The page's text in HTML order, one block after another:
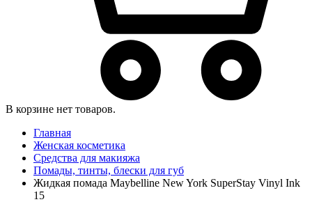
В корзине нет товаров.
Главная
Женская косметика
Средства для макияжа
Помады, тинты, блески для губ
Жидкая помада Maybelline New York SuperStay Vinyl Ink
15